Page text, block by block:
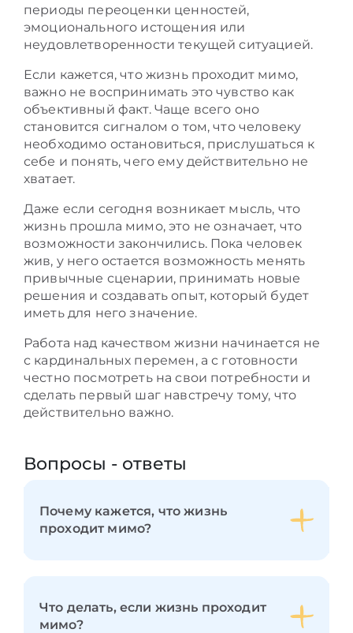
периоды переоценки ценностей,
эмоционального истощения или
неудовлетворенности текущей ситуацией.
Если кажется, что жизнь проходит мимо,
важно не воспринимать это чувство как
объективный факт. Чаще всего оно
становится сигналом о том, что человеку
необходимо остановиться, прислушаться к
себе и понять, чего ему действительно не
хватает.
Даже если сегодня возникает мысль, что
жизнь прошла мимо, это не означает, что
возможности закончились. Пока человек
жив, у него остается возможность менять
привычные сценарии, принимать новые
решения и создавать опыт, который будет
иметь для него значение.
Работа над качеством жизни начинается не
с кардинальных перемен, а с готовности
честно посмотреть на свои потребности и
сделать первый шаг навстречу тому, что
действительно важно.
Вопросы - ответы
Почему кажется, что жизнь
проходит мимо?
Что делать, если жизнь проходит
мимо?